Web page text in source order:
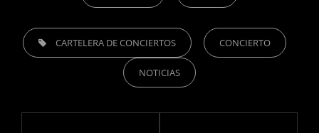
TAGS, CARTELERA DE CONCIERTOS CONCIERTO
NOTICIAS